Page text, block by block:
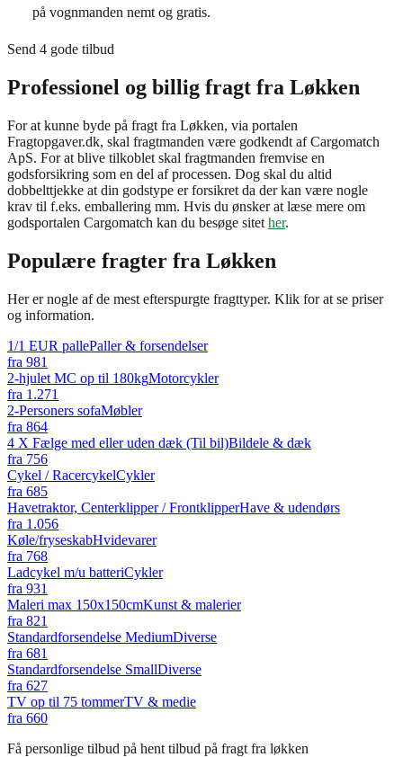
på vognmanden nemt og gratis.
Send 4 gode tilbud
Professionel og billig fragt fra Løkken
For at kunne byde på fragt fra Løkken, via portalen
Fragtopgaver.dk, skal fragtmanden være godkendt af Cargomatch
ApS. For at blive tilkoblet skal fragtmanden fremvise en
godsforsikring som en del af processen. Dog skal du altid
dobbelttjekke at din godstype er forsikret da der kan være nogle
krav til f.eks. emballering mm. Hvis du ønsker at læse mere om
godsportalen Cargomatch kan du besøge sitet her.
Populære fragter fra Løkken
Her er nogle af de mest efterspurgte fragttyper. Klik for at se priser
og information.
1/1 EUR pallePaller & forsendelser
fra 981
2-hjulet MC op til 180kgMotorcykler
fra 1.271
2-Personers sofaMøbler
fra 864
4 X Fælge med eller uden dæk (Til bil)Bildele & dæk
fra 756
Cykel / RacercykelCykler
fra 685
Havetraktor, Centerklipper / FrontklipperHave & udendørs
fra 1.056
Køle/fryseskabHvidevarer
fra 768
Ladcykel m/u batteriCykler
fra 931
Maleri max 150x150cmKunst & malerier
fra 821
Standardforsendelse MediumDiverse
fra 681
Standardforsendelse SmallDiverse
fra 627
TV op til 75 tommerTV & medie
fra 660
Få personlige tilbud på hent tilbud på fragt fra løkken